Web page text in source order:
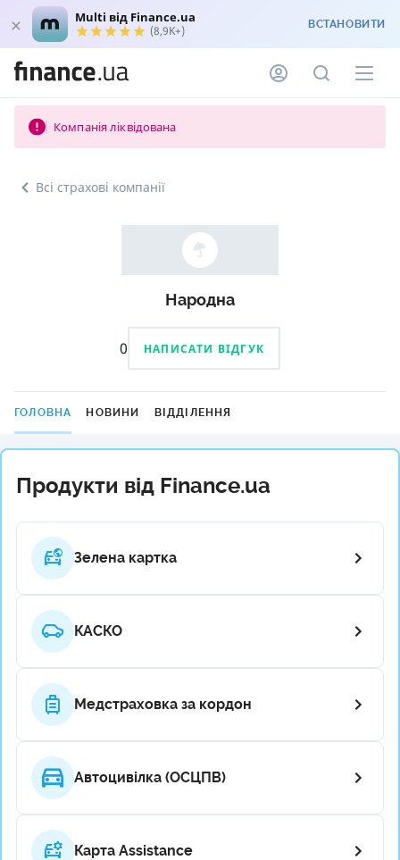
Multi від Finance.ua
(8,9K+) ВСТАНОВИТИ
Компанія ліквідована
Всі страхові компанії
Народна
0 НАПИСАТИ ВІДГУК
ГОЛОВНА НОВИНИ ВІДДІЛЕННЯ
Продукти від Finance.ua
Зелена картка
КАСКО
Медстраховка за кордон
Автоцивілка (ОСЦПВ)
Карта Assistance